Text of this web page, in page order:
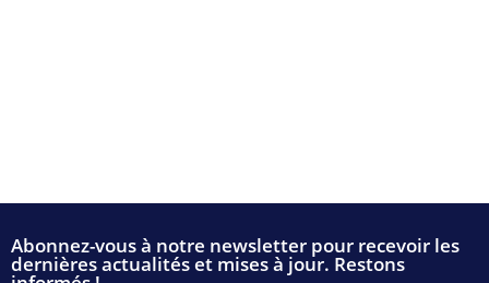
Abonnez-vous à notre newsletter pour recevoir les
dernières actualités et mises à jour. Restons